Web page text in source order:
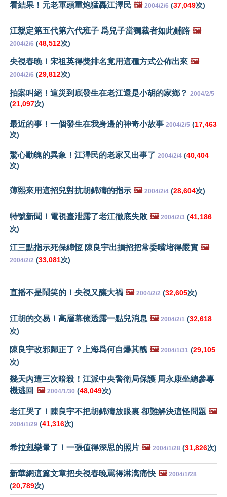
看結果！元老軍頭重炮猛轟江澤民 🖼️ 2004/2/6 (37,049次)
江親定第五代第六代班子 爲兒子當獨裁者如此鋪路 🖼️
2004/2/6 (48,512次)
央視春晚！宋祖英得獎排名竟用這種方式公佈出來 🖼️
2004/2/6 (29,812次)
拍案叫絕！這災到底發生在老江還是小胡的家鄉？ 2004/2/5
(21,097次)
最近的事！一個發生在我身邊的神奇小故事 2004/2/5 (17,463
次)
驚心動魄的異象！江澤民的老家又出事了 2004/2/4 (40,404
次)
薄熙來用這招兒對抗胡錦濤的指示 🖼️ 2004/2/4 (28,604次)
特號新聞！電視臺泄露了老江徹底失敗 🖼️ 2004/2/3 (41,186
次)
江三點指示死保綿恆 陳良宇出損招把常委嘴堵得嚴實 🖼️
2004/2/2 (33,081次)
直播不是鬧笑的！央視又釀大禍 🖼️ 2004/2/2 (32,605次)
江胡的交易！高層幕僚透露一點兒消息 🖼️ 2004/2/1 (32,618
次)
陳良宇改邪歸正了？上海爲何自爆其醜 🖼️ 2004/1/31 (29,105
次)
幾天內遭三次暗殺！江派中央警衛局保護 周永康坐總參專
機逃回 🖼️ 2004/1/30 (48,049次)
老江哭了！陳良宇不把胡錦濤放眼裏 卻難解決這怪問題 🖼️
2004/1/29 (41,316次)
希拉剋樂暈了！一張值得深思的照片 🖼️ 2004/1/28 (31,826次)
新華網這篇文章把央視春晚罵得淋漓痛快 🖼️ 2004/1/28
(20,789次)